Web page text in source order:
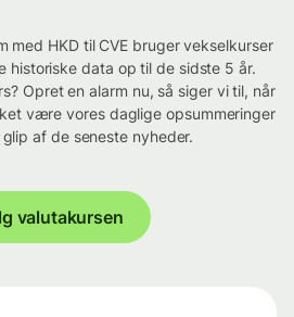
med HKD til CVE bruger vekselkurser
historiske data op til de sidste 5 år.
Opret en alarm nu, så siger vi til, når
være vores daglige opsummeringer
af de seneste nyheder.
valutakursen